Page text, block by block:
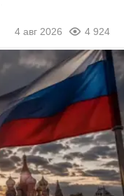
4 авг 2026 4 924